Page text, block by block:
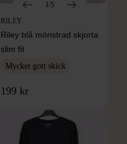
1/5
RILEY
Riley blå mönstrad skjorta
slim fit
Mycket gott skick
199 kr